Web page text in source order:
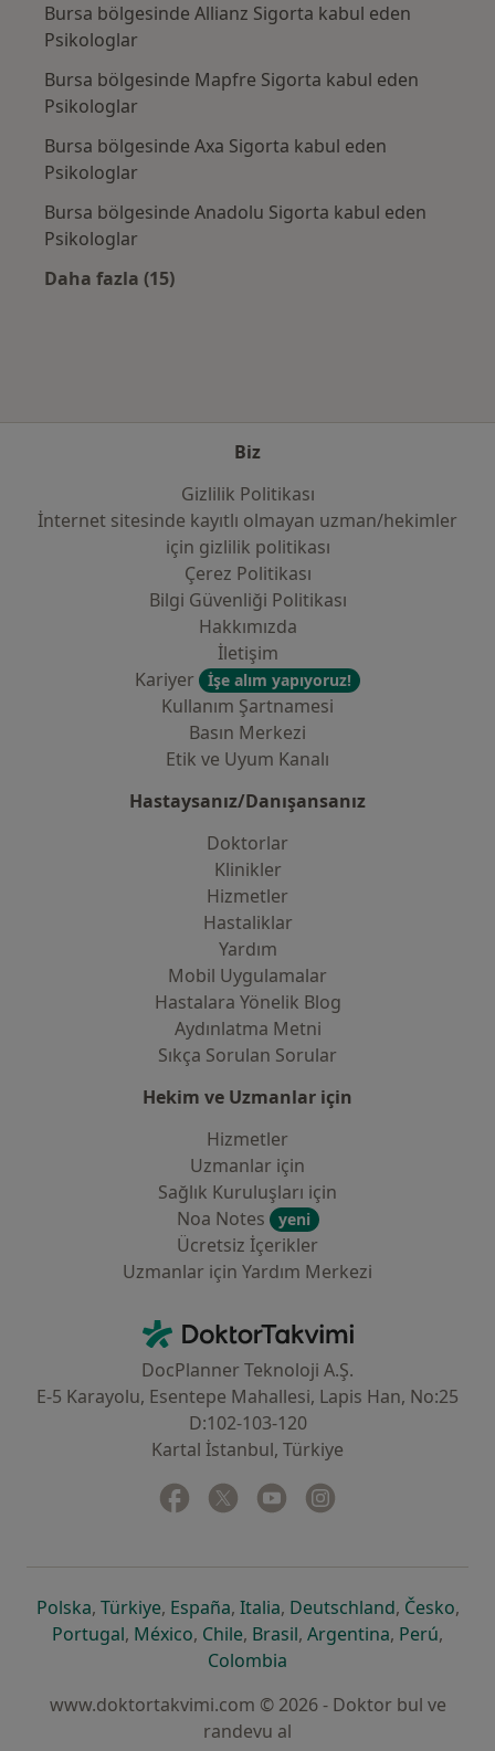
Bursa bölgesinde Allianz Sigorta kabul eden
Psikologlar
Bursa bölgesinde Mapfre Sigorta kabul eden
Psikologlar
Bursa bölgesinde Axa Sigorta kabul eden
Psikologlar
Bursa bölgesinde Anadolu Sigorta kabul eden
Psikologlar
Daha fazla (15)
Biz
Gizlilik Politikası
İnternet sitesinde kayıtlı olmayan uzman/hekimler
i̇çin gizlilik politikası
Çerez Politikası
Bilgi Güvenliği Politikası
Hakkımızda
İletişim
Kariyer
İşe alım yapıyoruz!
Kullanım Şartnamesi
Basın Merkezi
Etik ve Uyum Kanalı
Hastaysanız/Danışansanız
Doktorlar
Klinikler
Hizmetler
Hastaliklar
Yardım
Mobil Uygulamalar
Hastalara Yönelik Blog
Aydınlatma Metni
Sıkça Sorulan Sorular
Hekim ve Uzmanlar için
Hizmetler
Uzmanlar için
Sağlık Kuruluşları için
Noa Notes
yeni
Ücretsiz İçerikler
Uzmanlar için Yardım Merkezi
DoktorTakvimi - Ana Sayfa
DocPlanner Teknoloji A.Ş.
E-5 Karayolu, Esentepe Mahallesi, Lapis Han, No:25
D:102-103-120
Kartal İstanbul, Türkiye
Facebook
yeni bir sekmede açılır
Twitter
yeni bir sekmede açılır
Youtube
yeni bir sekmede açılır
Polskayeni bir sekmede açılır
, Türkiyeyeni bir sekmede açılır
, Españayeni bir sekmede açılır
, Italiayeni bir sekmede açılır
, Deutschlandyeni bir
, Českoyeni
,
Portugalyeni bir sekmede açılır
, Méxicoyeni bir sekmede açılır
, Chileyeni bir sekmede açılır
, Brasilyeni bir sekmede açılır
, Argentinayeni bir
, Perúyeni
,
Colombia
www.doktortakvimi.com © 2026 - Doktor bul ve
randevu al